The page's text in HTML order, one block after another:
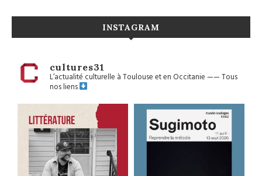
INSTAGRAM
cultures31
L’actualité culturelle à Toulouse et en Occitanie——Tous
nos liens